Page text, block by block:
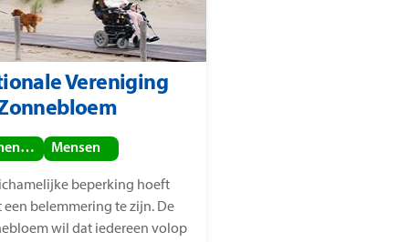
Vereniging
Binnenland Mensen
beperking hoeft
belemmering te zijn. De
wil dat iedereen volop